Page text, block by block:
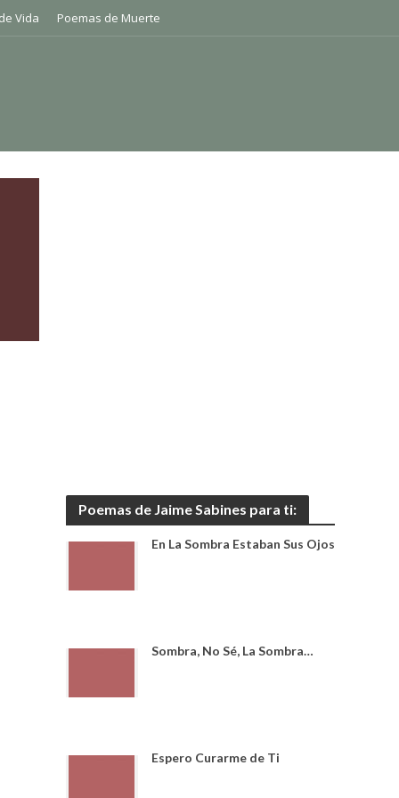
Vida Poemas de Muerte
Poemas de Jaime Sabines para ti:
En La Sombra Estaban Sus Ojos
Sombra, No Sé, La Sombra…
Espero Curarme de Ti